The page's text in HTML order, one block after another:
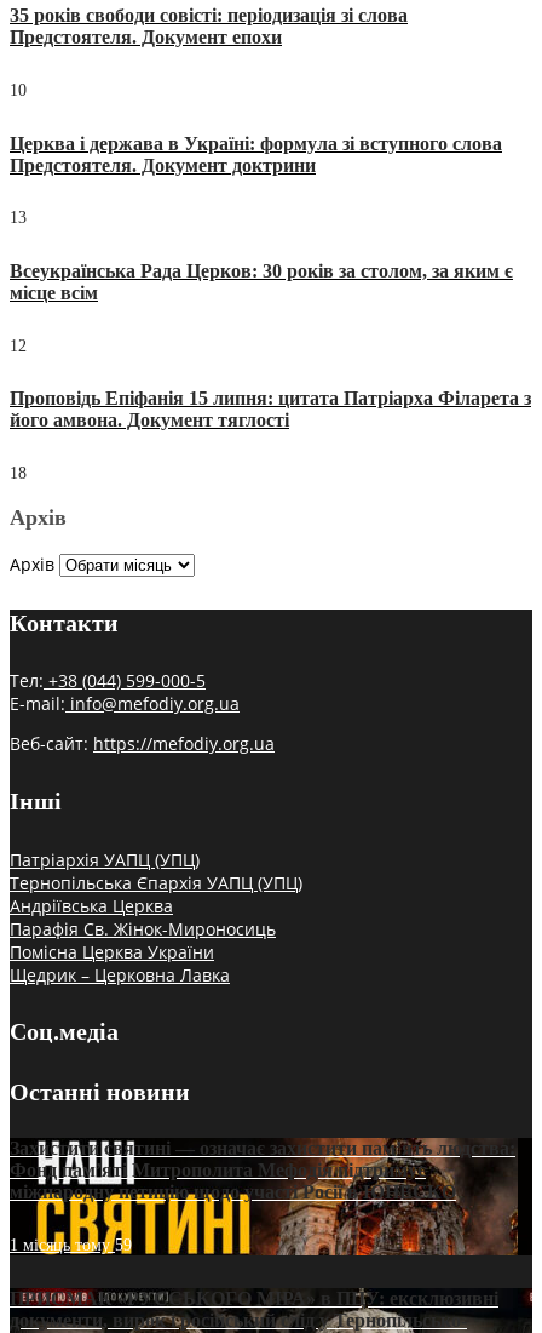
35 років свободи совісті: періодизація зі слова
Предстоятеля. Документ епохи
10
Церква і держава в Україні: формула зі вступного слова
Предстоятеля. Документ доктрини
13
Всеукраїнська Рада Церков: 30 років за столом, за яким є
місце всім
12
Проповідь Епіфанія 15 липня: цитата Патріарха Філарета з
його амвона. Документ тяглості
18
Архів
Архів
Контакти
Тел: +38 (044) 599-000-5
E-mail: info@mefodiy.org.ua
Веб-сайт: https://mefodiy.org.ua
Інші
Патріархія УАПЦ (УПЦ)
Тернопільська Єпархія УАПЦ (УПЦ)
Андріївська Церква
Парафія Св. Жінок-Мироносиць
Помісна Церква України
Щедрик – Церковна Лавка
Соц.медіа
Останні новини
Захистити святині — означає захистити пам’ять людства:
Фонд пам’яті Митрополита Мефодія підтримує
міжнародну петицію щодо участі Росії в ЮНЕСКО
1 місяць тому59
ПРИСМАК «РУССЬКОГО МІРА» в ПЦУ: ексклюзивні
документи, вирок і російський слід у Тернопільсько-